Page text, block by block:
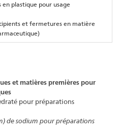
plastique pour usage
et fermetures en matière
et matières premières pour
pour préparations
de sodium pour préparations